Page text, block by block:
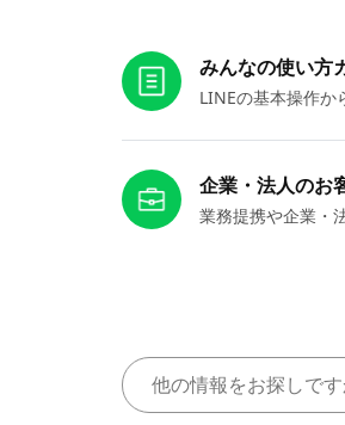
みんなの使い方
LINEの基本操作か
企業・法人のお
業務提携や企業・